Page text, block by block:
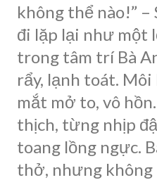
không thể nào!” –
đi lặp lại như một
trong tâm trí Bà
rẩy, lạnh toát.
mắt mở to, vô
thịch, từng nhịp
toang lồng ngực.
thở, nhưng không